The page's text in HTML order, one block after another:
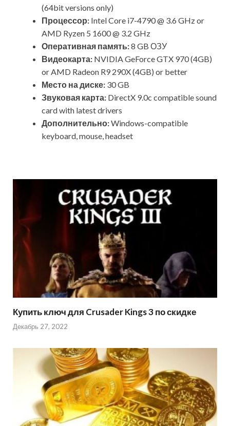
(64bit versions only)
Процессор: Intel Core i7-4790 @ 3.6 GHz or
AMD Ryzen 5 1600 @ 3.2 GHz
Оперативная память:8 GB ОЗУ
Видеокарта: NVIDIA GeForce GTX 970 (4GB)
or AMD Radeon R9 290X (4GB) or better
Место на диске: 30 GB
Звуковая карта: DirectX 9.0c compatible sound
card with latest drivers
Дополнительно:Windows-compatible
keyboard, mouse, headset
Купить ключ для Crusader Kings 3 по скидке
Декабрь 27, 2022